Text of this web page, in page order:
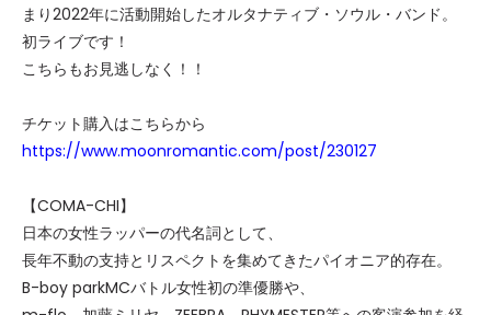
まり2022年に活動開始したオルタナティブ・ソウル・バンド。
初ライブです！
こちらもお見逃しなく！！
チケット購入はこちらから
https://www.moonromantic.com/post/230127
【COMA-CHI】
日本の女性ラッパーの代名詞として、
長年不動の支持とリスペクトを集めてきたパイオニア的存在。
B-boy parkMCバトル女性初の準優勝や、